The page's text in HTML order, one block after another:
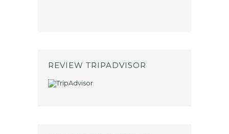
REVIEW TRIPADVISOR